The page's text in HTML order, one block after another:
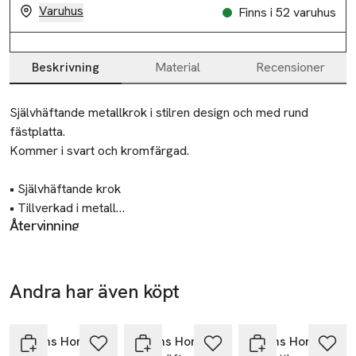
Varuhus
Finns i 52 varuhus
Beskrivning Material Recensioner
Beskrivning
Självhäftande metallkrok i stilren design och med rund
fästplatta.
Kommer i svart och kromfärgad.
• Självhäftande krok
• Tillverkad i metall
• Finns i svart och krom
Återvinning
Åhléns AB
113 43 Stockholm
Andra har även köpt
Åhléns Home
Åhléns Home
Åhléns Home